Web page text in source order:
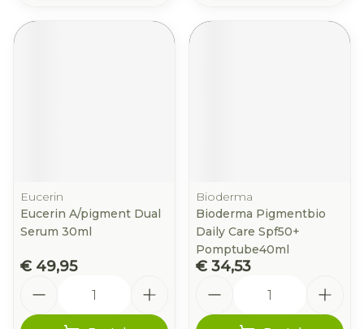
Eucerin
Eucerin A/pigment Dual
Serum 30ml
€ 49,95
Bioderma
Bioderma Pigmentbio
Daily Care Spf50+
Pomptube40ml
€ 34,53